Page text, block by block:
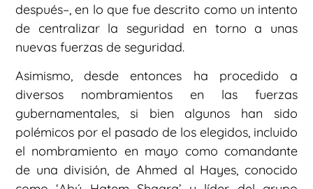
después–, en lo que fue descrito como un intento
de centralizar la seguridad en torno a unas
nuevas fuerzas de seguridad.
Asimismo, desde entonces ha procedido a
diversos nombramientos en las fuerzas
gubernamentales, si bien algunos han sido
polémicos por el pasado de los elegidos, incluido
el nombramiento en mayo como comandante
de una división, de Ahmed al Hayes, conocido